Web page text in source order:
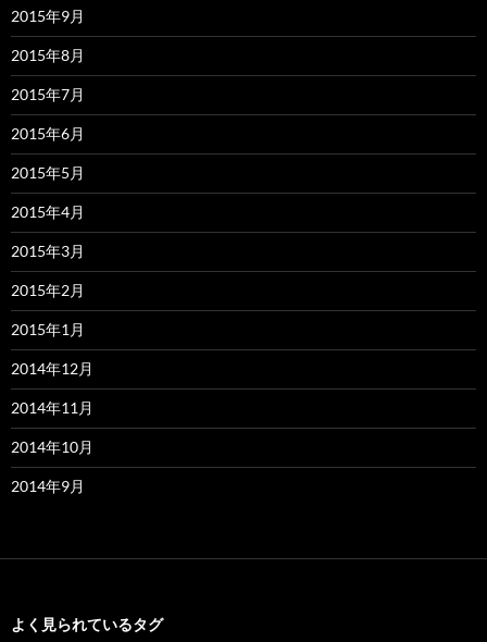
2015年9月
2015年8月
2015年7月
2015年6月
2015年5月
2015年4月
2015年3月
2015年2月
2015年1月
2014年12月
2014年11月
2014年10月
2014年9月
よく見られているタグ